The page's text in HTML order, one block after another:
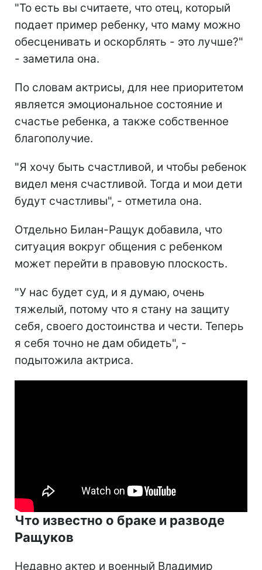
"То есть вы считаете, что отец, который
подает пример ребенку, что маму можно
обесценивать и оскорблять - это лучше?"
- заметила она.
По словам актрисы, для нее приоритетом
является эмоциональное состояние и
счастье ребенка, а также собственное
благополучие.
"Я хочу быть счастливой, и чтобы ребенок
видел меня счастливой. Тогда и мои дети
будут счастливы", - отметила она.
Отдельно Билан-Ращук добавила, что
ситуация вокруг общения с ребенком
может перейти в правовую плоскость.
"У нас будет суд, и я думаю, очень
тяжелый, потому что я стану на защиту
себя, своего достоинства и чести. Теперь
я себя точно не дам обидеть", -
подытожила актриса.
Что известно о браке и разводе
Ращуков
Недавно актер и военный Владимир